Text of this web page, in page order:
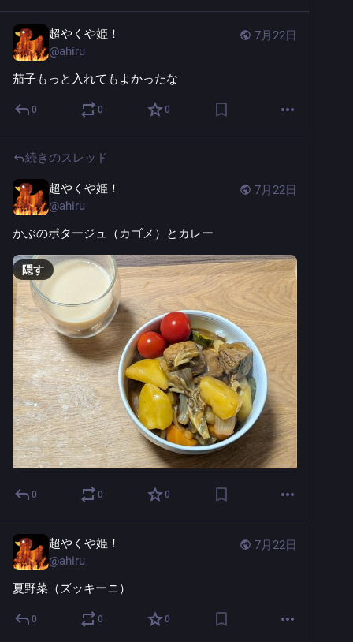
7月22日
超やくや姫！
@ahiru
茄子もっと入れてもよかったな
0 0 0
続きのスレッド
7月22日
超やくや姫！
@ahiru
かぶのポタージュ（カゴメ）とカレー
隠す
0 0 0
7月22日
超やくや姫！
@ahiru
夏野菜（ズッキーニ）
0 0 0